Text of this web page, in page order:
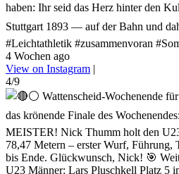
haben: Ihr seid das Herz hinter den
Stuttgart 1893 — auf der Bahn und
#Leichtathletik #zusammenvoran
4 Wochen ago
View on Instagram |
4/9